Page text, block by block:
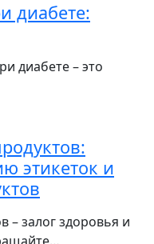
диабете:
диабете – это
этикеток и
– залог здоровья и